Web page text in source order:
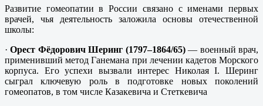
Развитие гомеопатии в России связано с именами первых
врачей, чья деятельность заложила основы отечественной
школы:
·Орест Фёдорович Шеринг (1797–1864/65)— военный врач,
применивший метод Ганемана при лечении кадетов Морского
корпуса. Его успехи вызвали интерес Николая I. Шеринг
сыграл ключевую роль в подготовке новых поколений
гомеопатов, в том числе Казакевича и Стеткевича